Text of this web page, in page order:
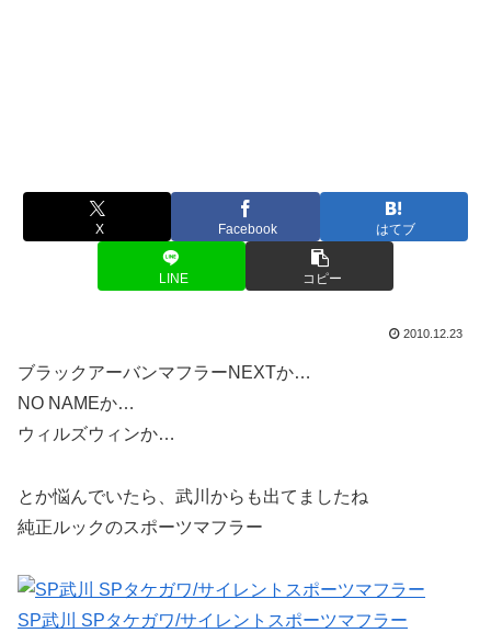
X Facebook はてブ
LINE コピー
2010.12.23
ブラックアーバンマフラーNEXTか…
NO NAMEか…
ウィルズウィンか…
とか悩んでいたら、武川からも出てましたね
純正ルックのスポーツマフラー
SP武川 SPタケガワ/サイレントスポーツマフラー